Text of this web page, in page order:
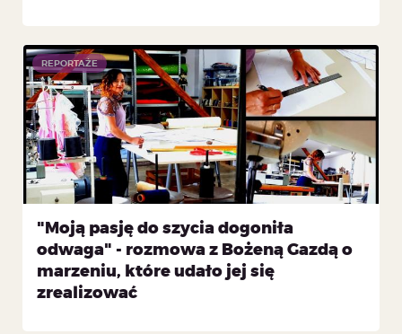
"Moją pasję do szycia dogoniła
odwaga" - rozmowa z Bożeną Gazdą o
marzeniu, które udało jej się
zrealizować
REPORTAŻE